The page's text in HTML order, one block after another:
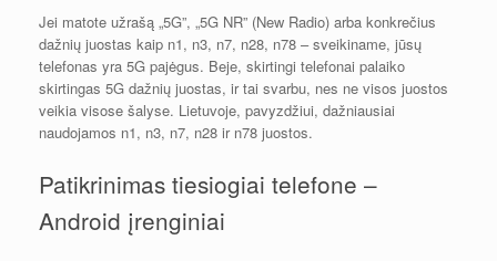
Jei matote užrašą „5G”, „5G NR” (New Radio) arba konkrečius
dažnių juostas kaip n1, n3, n7, n28, n78 – sveikiname, jūsų
telefonas yra 5G pajėgus. Beje, skirtingi telefonai palaiko
skirtingas 5G dažnių juostas, ir tai svarbu, nes ne visos juostos
veikia visose šalyse. Lietuvoje, pavyzdžiui, dažniausiai
naudojamos n1, n3, n7, n28 ir n78 juostos.
Patikrinimas tiesiogiai telefone –
Android įrenginiai